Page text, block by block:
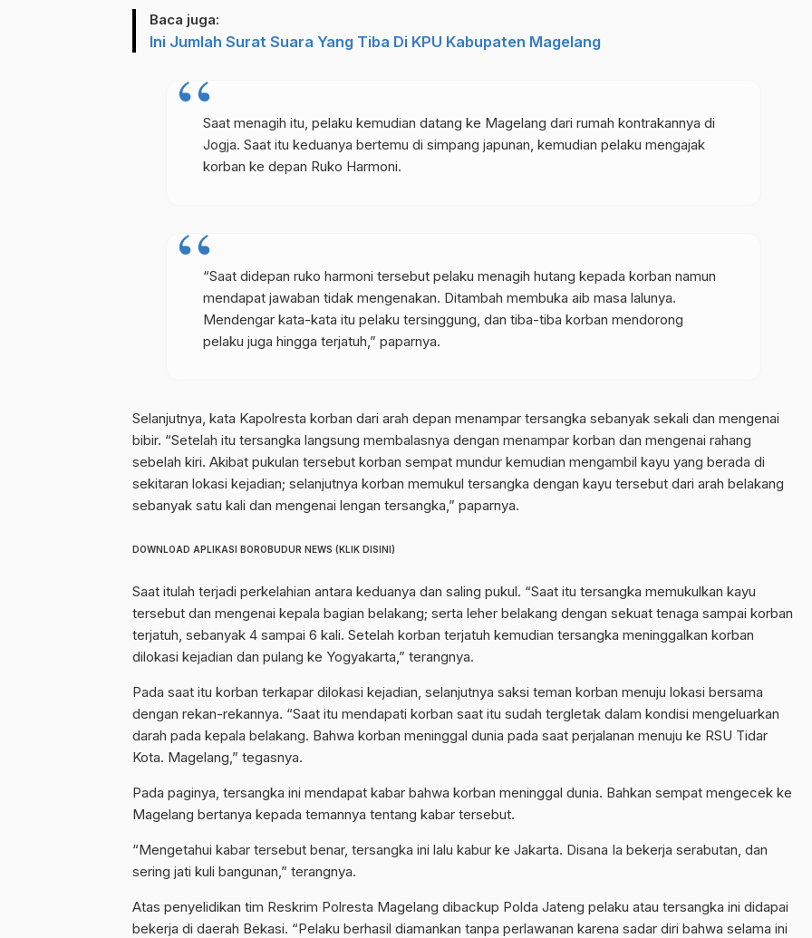
Baca juga:
Ini Jumlah Surat Suara Yang Tiba Di KPU Kabupaten Magelang
Saat menagih itu, pelaku kemudian datang ke Magelang dari rumah kontrakannya di
Jogja. Saat itu keduanya bertemu di simpang japunan, kemudian pelaku mengajak
korban ke depan Ruko Harmoni.
“Saat didepan ruko harmoni tersebut pelaku menagih hutang kepada korban namun
mendapat jawaban tidak mengenakan. Ditambah membuka aib masa lalunya.
Mendengar kata-kata itu pelaku tersinggung, dan tiba-tiba korban mendorong
pelaku juga hingga terjatuh,” paparnya.
Selanjutnya, kata Kapolresta korban dari arah depan menampar tersangka sebanyak sekali dan mengenai
bibir. “Setelah itu tersangka langsung membalasnya dengan menampar korban dan mengenai rahang
sebelah kiri. Akibat pukulan tersebut korban sempat mundur kemudian mengambil kayu yang berada di
sekitaran lokasi kejadian; selanjutnya korban memukul tersangka dengan kayu tersebut dari arah belakang
sebanyak satu kali dan mengenai lengan tersangka,” paparnya.
DOWNLOAD APLIKASI BOROBUDUR NEWS (KLIK DISINI)
Saat itulah terjadi perkelahian antara keduanya dan saling pukul. “Saat itu tersangka memukulkan kayu
tersebut dan mengenai kepala bagian belakang; serta leher belakang dengan sekuat tenaga sampai korban
terjatuh, sebanyak 4 sampai 6 kali. Setelah korban terjatuh kemudian tersangka meninggalkan korban
dilokasi kejadian dan pulang ke Yogyakarta,” terangnya.
Pada saat itu korban terkapar dilokasi kejadian, selanjutnya saksi teman korban menuju lokasi bersama
dengan rekan-rekannya. “Saat itu mendapati korban saat itu sudah tergletak dalam kondisi mengeluarkan
darah pada kepala belakang. Bahwa korban meninggal dunia pada saat perjalanan menuju ke RSU Tidar
Kota. Magelang,” tegasnya.
Pada paginya, tersangka ini mendapat kabar bahwa korban meninggal dunia. Bahkan sempat mengecek ke
Magelang bertanya kepada temannya tentang kabar tersebut.
“Mengetahui kabar tersebut benar, tersangka ini lalu kabur ke Jakarta. Disana Ia bekerja serabutan, dan
sering jati kuli bangunan,” terangnya.
Atas penyelidikan tim Reskrim Polresta Magelang dibackup Polda Jateng pelaku atau tersangka ini didapai
bekerja di daerah Bekasi. “Pelaku berhasil diamankan tanpa perlawanan karena sadar diri bahwa selama ini